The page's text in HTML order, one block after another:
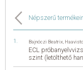
Népszerű
Bajnóczi Beatrix
ECL
szint (letölthető